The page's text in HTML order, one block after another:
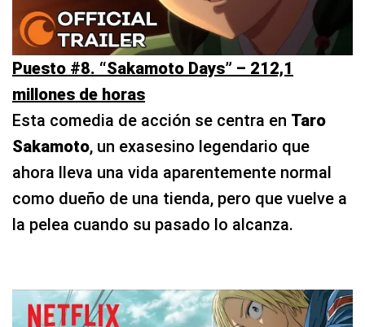
Puesto #8. “Sakamoto Days” – 212,1
millones de horas
Esta comedia de acción se centra en Taro
Sakamoto, un exasesino legendario que
ahora lleva una vida aparentemente normal
como dueño de una tienda, pero que vuelve a
la pelea cuando su pasado lo alcanza.